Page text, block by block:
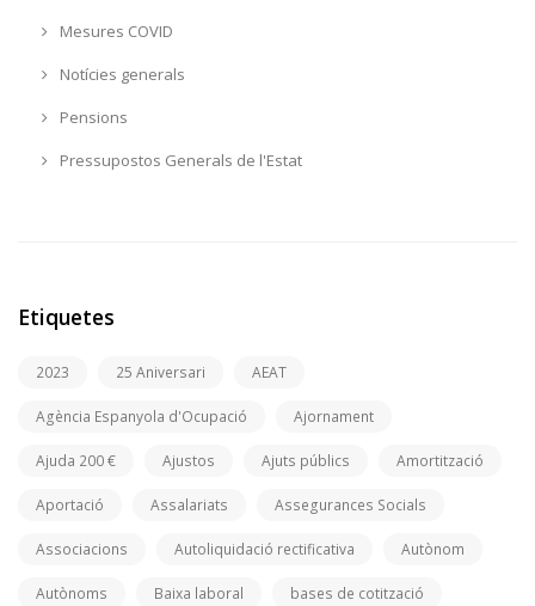
Mesures COVID
Notícies generals
Pensions
Pressupostos Generals de l'Estat
Etiquetes
2023 25 Aniversari AEAT
Agència Espanyola d'Ocupació Ajornament
Ajuda 200 € Ajustos Ajuts públics Amortització
Aportació Assalariats Assegurances Socials
Associacions Autoliquidació rectificativa Autònom
Autònoms Baixa laboral bases de cotització